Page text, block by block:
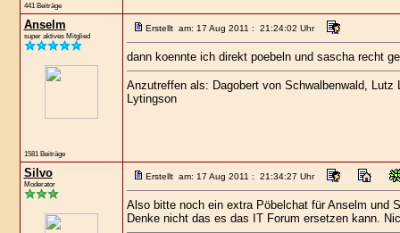
441 Beiträge
Anselm
super aktives Mitglied
1581 Beiträge
Erstellt am: 17 Aug 2011 : 21:24:02 Uhr
dann koennte ich direkt poebeln und sascha recht
Anzutreffen als: Dagobert von Schwalbenwald,
Lytingson
Silvo
Moderator
Erstellt am: 17 Aug 2011 : 21:34:27 Uhr
Also bitte noch ein extra Pöbelchat für Anselm und
Denke nicht das es das IT Forum ersetzen kann.